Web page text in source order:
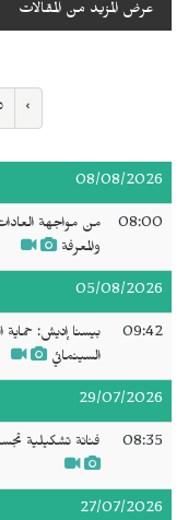
عرض المزيد من المقالات
›
08/08/2026
08:00
من مواجهة
والمعرفة
05/08/2026
09:42
بيسنا إديش: حماية
السينمائي
29/07/2026
08:35 فنانة تشكيلية
27/07/2026